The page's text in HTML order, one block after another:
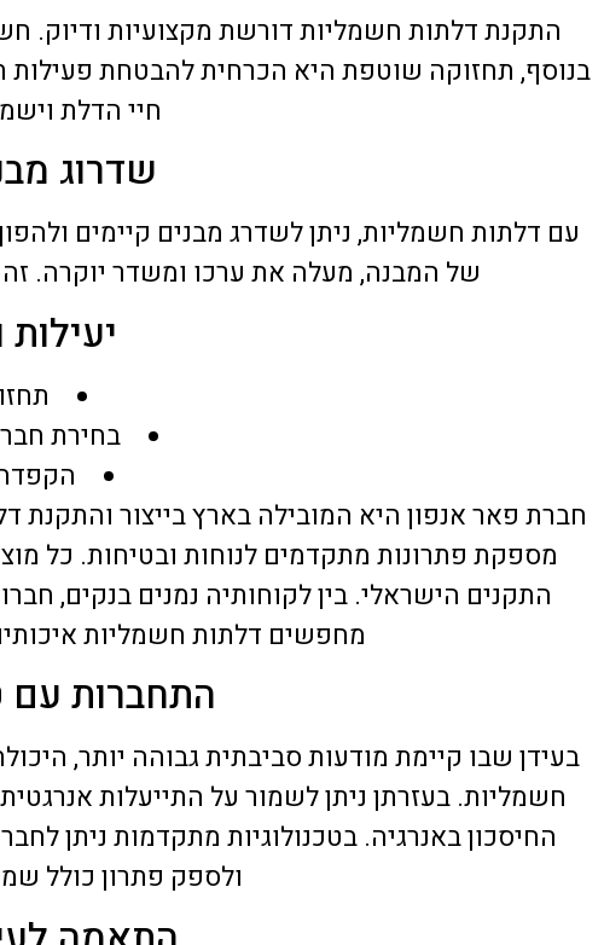
התקנת דלתות חשמליות דורשת מקצועיות ודיוק.
בנוסף, תחזוקה שוטפת היא הכרחית להבטחת פעילות
חיי הדלת
שדרוג
עם דלתות חשמליות, ניתן לשדרג מבנים קיימים
של המבנה, מעלה את ערכו ומשדר יוקרה. זהו
בחירת
מספקת פתרונות מתקדמים לנוחות ובטיחות. כל
התקנים הישראלי. בין לקוחותיה נמנים בנקים,
מחפשים דלתות חשמליות
התחברות עם
בעידן שבו קיימת מודעות סביבתית גבוהה יותר,
חשמליות. בעזרתן ניתן לשמור על התייעלות
החיסכון באנרגיה. בטכנולוגיות מתקדמות ניתן
ולספק פתרון כולל